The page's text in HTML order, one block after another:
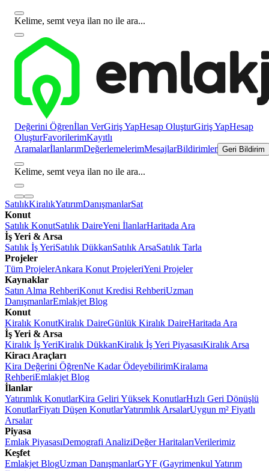
Kelime, semt veya ilan no ile ara...
Değerini Öğrenİlan VerGiriş YapHesap OluşturGiriş YapHesap
OluşturFavorilerimKayıtlı
AramalarİlanlarımDeğerlemelerimMesajlarBildirimler Geri Bildirim
Kelime, semt veya ilan no ile ara...
SatılıkKiralıkYatırımDanışmanlarSat
Konut
Satılık KonutSatılık DaireYeni İlanlarHaritada Ara
İş Yeri & Arsa
Satılık İş YeriSatılık DükkanSatılık ArsaSatılık Tarla
Projeler
Tüm ProjelerAnkara Konut ProjeleriYeni Projeler
Kaynaklar
Satın Alma RehberiKonut Kredisi RehberiUzman
DanışmanlarEmlakjet Blog
Konut
Kiralık KonutKiralık DaireGünlük Kiralık DaireHaritada Ara
İş Yeri & Arsa
Kiralık İş YeriKiralık DükkanKiralık İş Yeri PiyasasıKiralık Arsa
Kiracı Araçları
Kira Değerini ÖğrenNe Kadar ÖdeyebilirimKiralama
RehberiEmlakjet Blog
İlanlar
Yatırımlık KonutlarKira Geliri Yüksek KonutlarHızlı Geri Dönüşlü
KonutlarFiyatı Düşen KonutlarYatırımlık ArsalarUygun m² Fiyatlı
Arsalar
Piyasa
Emlak PiyasasıDemografi AnaliziDeğer HaritalarıVerilerimiz
Keşfet
Emlakjet BlogUzman DanışmanlarGYF (Gayrimenkul Yatırım